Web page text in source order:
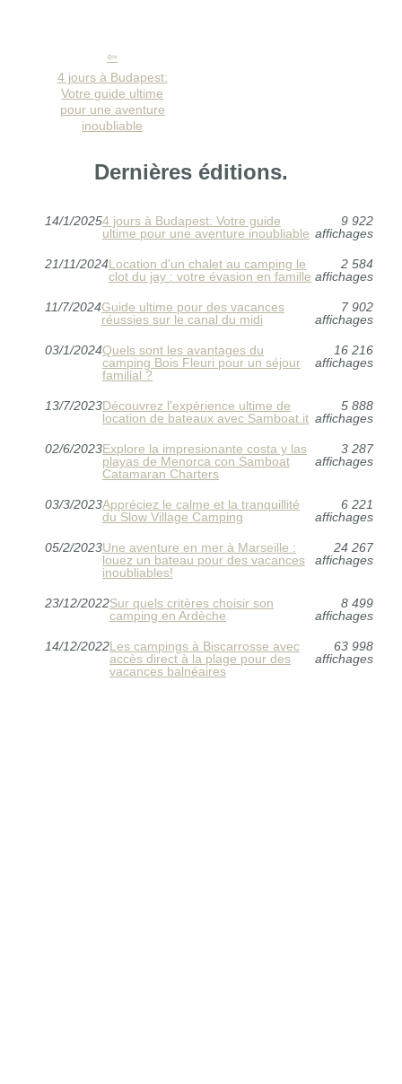
4 jours à Budapest:
Votre guide ultime
pour une aventure
inoubliable
Dernières éditions.
14/1/20254 jours à Budapest: Votre guide
ultime pour une aventure inoubliable
9 922
affichages
21/11/2024Location d'un chalet au camping le
clot du jay : votre évasion en famille
2 584
affichages
11/7/2024Guide ultime pour des vacances
réussies sur le canal du midi
7 902
affichages
03/1/2024Quels sont les avantages du
camping Bois Fleuri pour un séjour
familial ?
16 216
affichages
13/7/2023Découvrez l'expérience ultime de
location de bateaux avec Samboat.it
5 888
affichages
02/6/2023Explore la impresionante costa y las
playas de Menorca con Samboat
Catamaran Charters
3 287
affichages
03/3/2023Appréciez le calme et la tranquillité
du Slow Village Camping
6 221
affichages
05/2/2023Une aventure en mer à Marseille :
louez un bateau pour des vacances
inoubliables!
24 267
affichages
23/12/2022Sur quels critères choisir son
camping en Ardèche
8 499
affichages
14/12/2022Les campings à Biscarrosse avec
accès direct à la plage pour des
vacances balnéaires
63 998
affichages